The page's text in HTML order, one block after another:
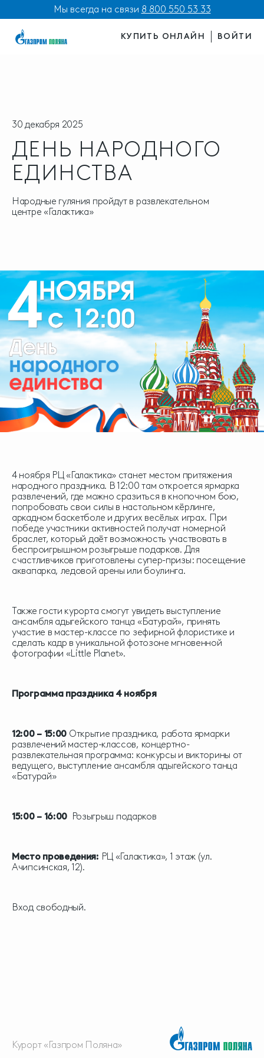
Мы всегда на связи 8 800 550 53 33
КУПИТЬ ОНЛАЙН ВОЙТИ
30 декабря 2025
ДЕНЬ НАРОДНОГО
ЕДИНСТВА
Народные гуляния пройдут в развлекательном
центре «Галактика»
4 ноября РЦ «Галактика» станет местом притяжения
народного праздника. В 12:00 там откроется ярмарка
развлечений, где можно сразиться в кнопочном бою,
попробовать свои силы в настольном кёрлинге,
аркадном баскетболе и других весёлых играх. При
победе участники активностей получат номерной
браслет, который даёт возможность участвовать в
беспроигрышном розыгрыше подарков. Для
счастливчиков приготовлены супер-призы: посещение
аквапарка, ледовой арены или боулинга.
Также гости курорта смогут увидеть выступление
ансамбля адыгейского танца «Батурай», принять
участие в мастер-классе по зефирной флористике и
сделать кадр в уникальной фотозоне мгновенной
фотографии «Little Planet».
Программа праздника 4 ноября
12:00 – 15:00 Открытие праздника, работа ярмарки
развлечений мастер-классов, концертно-
развлекательная программа: конкурсы и викторины от
ведущего, выступление ансамбля адыгейского танца
«Батурай»
15:00 – 16:00 Розыгрыш подарков
Место проведения: РЦ «Галактика», 1 этаж (ул.
Ачипсинская, 12).
Вход свободный.
Курорт «Газпром Поляна»